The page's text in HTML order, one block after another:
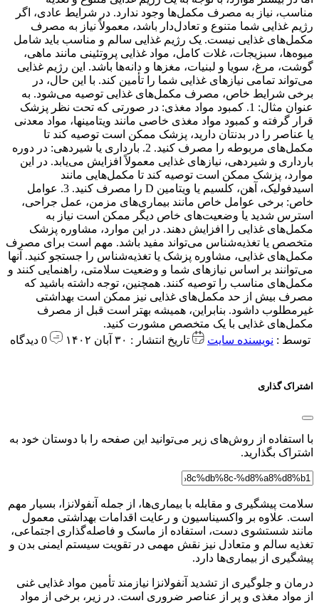
توسط : نویسنده سایت تاریخ انتشار : ۳۰ آبان ۱۴۰۲
اشتراک گذاری
با استفاده از روش‌های زیر می‌توانید این صفحه را با دوستان خود به
اشتراک بگذارید.
سلامت پیشگیری و مقابله با بیماری‌ها، از جمله آنفولانزا، بسیار مهم
است. علاوه بر واکسیناسیون و رعایت اقدامات بهداشتی معمول
مانند شستشوی دست، استفاده از ماسک و فاصله‌گذاری اجتماعی،
تغذیه سالم و متعادل نیز نقش مهمی در تقویت سیستم ایمنی بدن و
پیشگیری از بیماری‌ها دارد.
درمان و جلوگیری از تشدید آنفولانزا نیازمند تأمین مواد غذایی غنی
از مواد مغذی و پر از عناصر ضروری است. در زیر، برخی از مواد